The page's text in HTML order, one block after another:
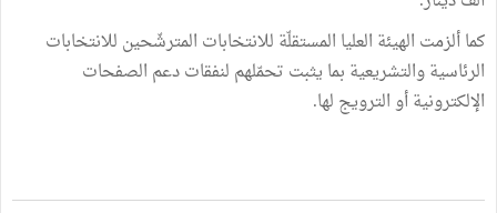
كما ألزمت الهيئة العليا المستقلّة للانتخابات المترشّحين للانتخابات
الرئاسية والتشريعية بما يثبت تحمّلهم لنفقات دعم الصفحات
الإلكترونية أو الترويج لها.